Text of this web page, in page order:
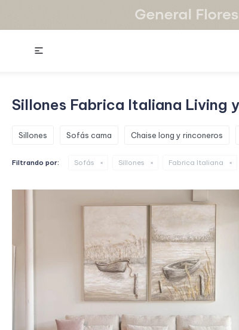

Sillones Fabrica Italiana Living
Sillones Sofás cama Chaise long y rinconeros
Filtrando por: Sofás Sillones Fabrica Italiana